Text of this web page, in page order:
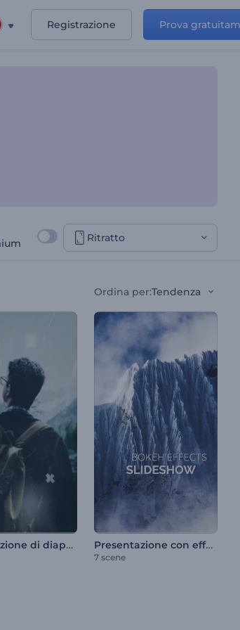
Registrazione Prova
Ritratto
Ordina per:Tendenza
Presentazione di diapositive con effetto parallasse moderno Presentazione con effetto bokeh
7 scene